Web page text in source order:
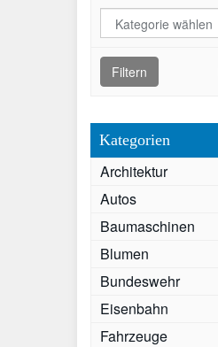
Filtern
Kategorien
Architektur
Autos
Baumaschinen
Blumen
Bundeswehr
Eisenbahn
Fahrzeuge